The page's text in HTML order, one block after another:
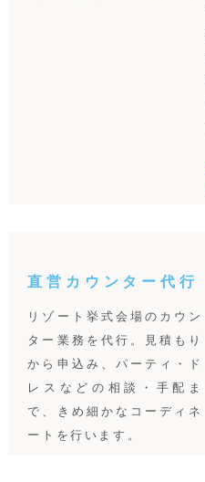
直営カウンター代行
リゾート挙式会場のカウン
ター業務を代行。見積もり
から申込み、パーティ・ド
レスなどの相談・手配ま
で、きめ細かなコーディネ
ートを行います。